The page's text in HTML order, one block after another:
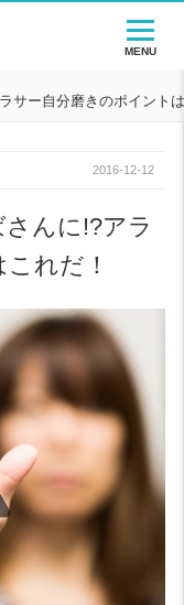
サー自分磨きのポイント
2016-12-12
んに!?アラ
れだ！
MENU